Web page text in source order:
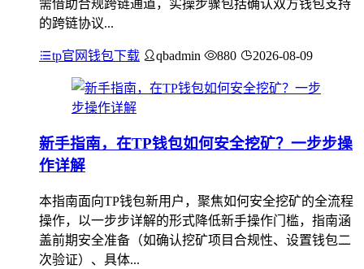
需借助合规跨链通道，实操步骤包括确认双方钱包支持
的跨链协议...
tp官网钱包下载 qbadmin 880 2026-08-09
新手指南，在TP钱包如何安全挖矿？一步步操
作详解
本指南面向TP钱包新用户，聚焦如何安全挖矿的全流程
操作，以一步步详解的形式降低新手操作门槛，指南涵
盖前期安全准备（如确认挖矿项目合规性、设置钱包二
次验证）、具体...